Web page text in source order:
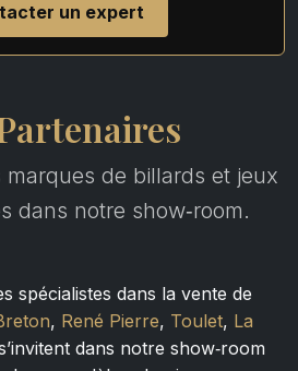
un expert
de billards et jeux
dans notre show‑room.
spécialistes dans la vente de
, René Pierre, Toulet, La
dans notre show‑room